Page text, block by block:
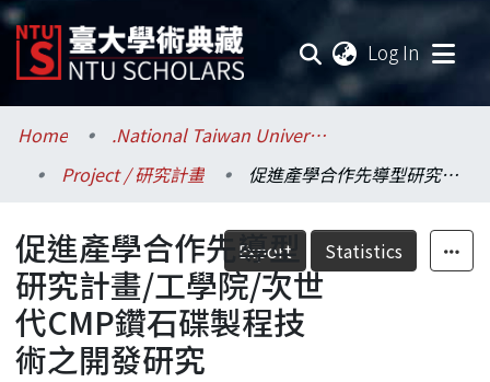
Log In
Communities & Collections
Research Outputs
Fundings & Projects
Researchers
Organizations
Home
.National Taiwan University / 國立臺灣大學
Project / 研究計畫
促進產學合作先導型研究計畫/工學院/次世代CMP鑽石碟製程技術之開發研究
Export Statistics
促進產學合作先導型
研究計畫/工學院/次世
代CMP鑽石碟製程技
術之開發研究